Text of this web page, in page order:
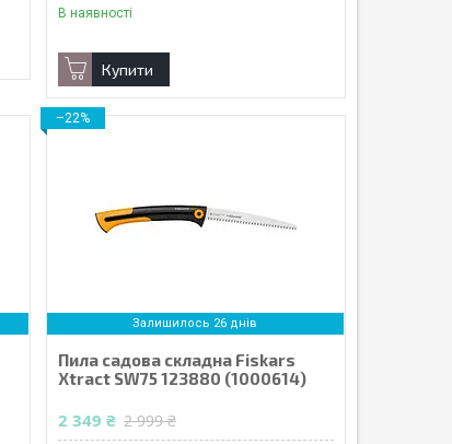
В наявності
Купити
–22%
Залишилось 26 днів
Пила садова складна Fiskars
Xtract SW75 123880 (1000614)
2 349 ₴ 2 999 ₴